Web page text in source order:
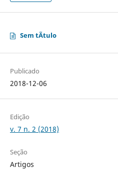
Sem tÃ­tulo
Publicado
2018-12-06
Edição
v. 7 n. 2 (2018)
Seção
Artigos